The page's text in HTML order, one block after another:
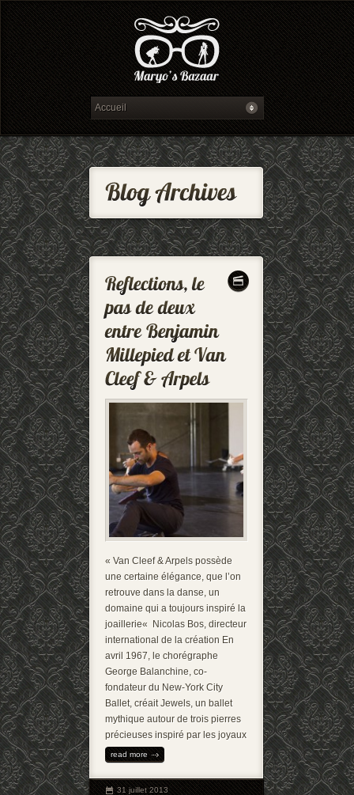
« Van Cleef & Arpels possède
une certaine élégance, que l’on
retrouve dans la danse, un
domaine qui a toujours inspiré la
joaillerie« Nicolas Bos, directeur
international de la création En
avril 1967, le chorégraphe
George Balanchine, co-
fondateur du New-York City
Ballet, créait Jewels, un ballet
mythique autour de trois pierres
précieuses inspiré par les joyaux
read more
31 juillet 2013